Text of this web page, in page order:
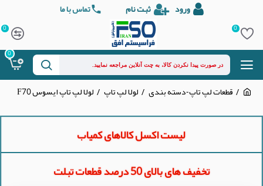
ورود ثبت نام تماس با ما
0
0
0
قطعات لپ تاپ-دسته بندی لولا لپ تاپ لولا لپ تاپ ایسوس F70
لیست اکسل کالاهای کمیاب
تخفیف های بالای 50 درصد قطعات تبلت